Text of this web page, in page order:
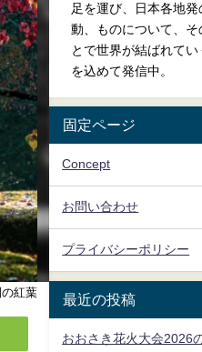
紅葉
足を運び、日本各地
動、ものについて、そ
とで世界が結ばれて
を込めて発信中。
固定ページ
Concept
お問い合わせ
プライバシーポリシー
最近の投稿
おおさき花火大会2026